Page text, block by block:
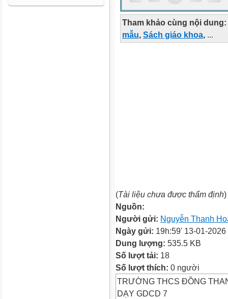
Tham khảo cùng nội dung:
mẫu, Sách giáo khoa, ...
(Tài liệu chưa được thẩm định)
Nguồn:
Người gửi: Nguyễn Thanh
Ngày gửi: 19h:59' 13-01-2026
Dung lượng: 535.5 KB
Số lượt tải: 18
Số lượt thích: 0 người
TRƯỜNG THCS ĐỒNG
DẠY GDCD 7